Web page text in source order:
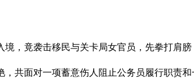
，竟袭击移民与关卡局女官员，先拳打肩膀
，共面对一项蓄意伤人阻止公务员履行职责